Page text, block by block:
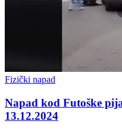
Fizički napad
Napad kod Futoške
13.12.2024